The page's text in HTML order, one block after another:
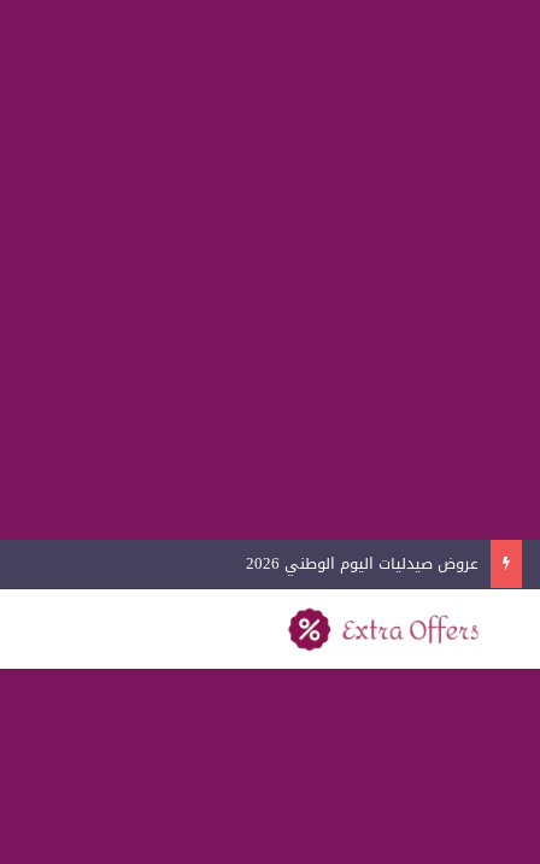
عروض آيفون اليوم الوطني 2026
بحث عن